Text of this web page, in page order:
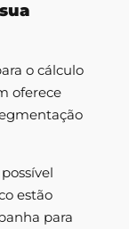
o cálculo
oferece
estão
para